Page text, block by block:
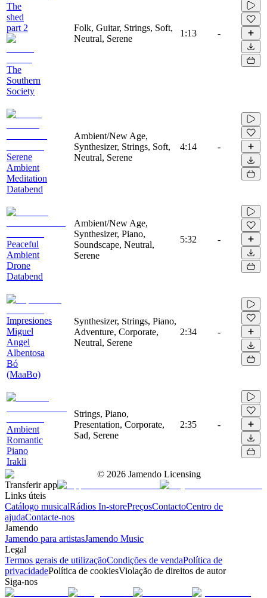
The
shed
part 2
The
Southern
Society
Folk, Guitar, Strings, Soft,
Neutral, Serene
1:13 -
Serene
Ambient
Meditation
Databend
Ambient/New Age,
Synthesizer, Strings, Soft,
Neutral, Serene
4:14 -
Peaceful
Ambient
Drone
Databend
Ambient/New Age,
Synthesizer, Piano,
Soundscape, Neutral,
Serene
5:32 -
Impresiones
Miguel
Angel
Albentosa
Bó
(MaaBo)
Synthesizer, Strings, Piano,
Adventure, Corporate,
Neutral, Serene
2:34 -
Ambient
Romantic
Piano
Irakli
Strings, Piano,
Presentation, Corporate,
Sad, Serene
2:35 -
© 2026 Jamendo Licensing
Transferir app
Links úteis
Catálogo musicalRádios In-storePreçosContactoCentro de
ajudaContacte-nos
Jamendo
Jamendo para artistasJamendo Music
Legal
Termos gerais de utilizaçãoCondições de vendaPolítica de
privacidadePolítica de cookiesViolação de direitos de autor
Siga-nos